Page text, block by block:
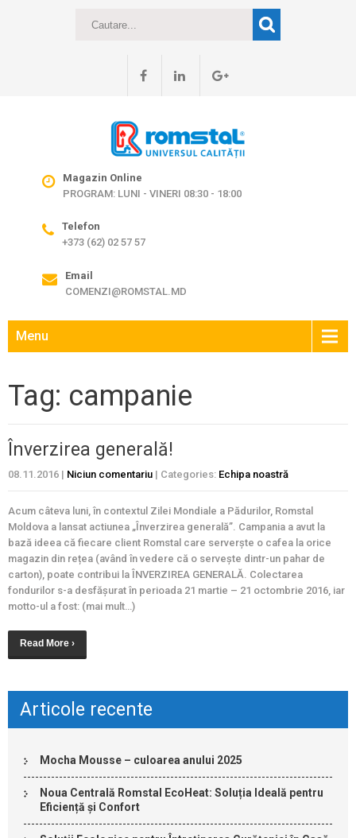
Magazin Online
PROGRAM: LUNI - VINERI 08:30 - 18:00
Telefon
+373 (62) 02 57 57
Email
COMENZI@ROMSTAL.MD
Menu
Tag: campanie
Înverzirea generală!
08.11.2016 | Niciun comentariu | Categories: Echipa noastră
Acum câteva luni, în contextul Zilei Mondiale a Pădurilor, Romstal
Moldova a lansat actiunea „Înverzirea generală”. Campania a avut la
bază ideea că fiecare client Romstal care serverște o cafea la orice
magazin din rețea (având în vedere că o servește dintr-un pahar de
carton), poate contribui la ÎNVERZIREA GENERALĂ. Colectarea
fondurilor s-a desfășurat în perioada 21 martie – 21 octombrie 2016, iar
motto-ul a fost: (mai mult…)
Read More ›
Articole recente
Mocha Mousse – culoarea anului 2025
Noua Centrală Romstal EcoHeat: Soluția Ideală pentru
Eficiență și Confort